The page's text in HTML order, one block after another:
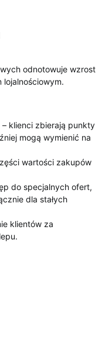
odnotowuje wzrost
lojalnościowym.
klienci zbierają punkty
mogą wymienić na
wartości zakupów
do specjalnych ofert,
dla stałych
klientów za